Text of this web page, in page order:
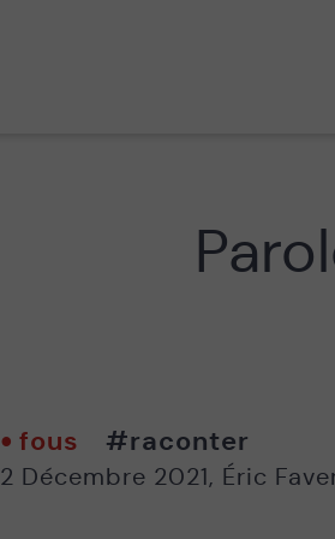
fous #raconter
2 Décembre 2021, Éric